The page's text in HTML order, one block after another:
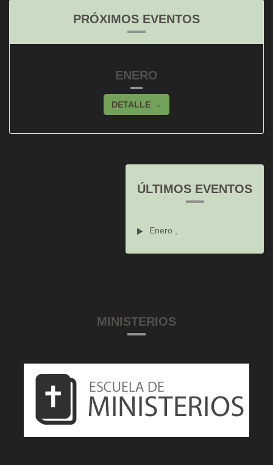
PRÓXIMOS EVENTOS
ENERO
DETALLE →
ÚLTIMOS EVENTOS
Enero ,
MINISTERIOS